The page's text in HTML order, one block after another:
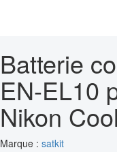
Batterie
EN-EL10
Nikon
Marque : satkit